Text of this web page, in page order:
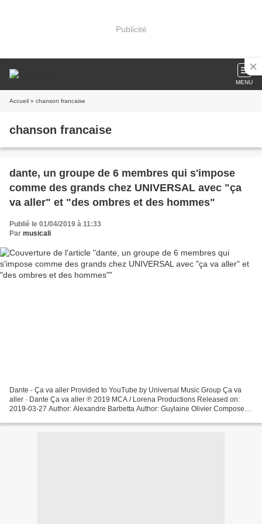
Publicité
MENU
Accueil » chanson francaise
chanson francaise
dante, un groupe de 6 membres qui s'impose
comme des grands chez UNIVERSAL avec "ça
va aller" et "des ombres et des hommes"
Publié le 01/04/2019 à 11:33
Par musicali
Dante - Ça va aller Provided to YouTube by Universal Music Group Ça va
aller · Dante Ça va aller ℗ 2019 MCA / Lorena Productions Released on:
2019-03-27 Author: Alexandre Barbetta Author: Guylaine Olivier Composer: